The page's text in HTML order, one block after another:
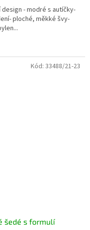
- modré s autíčky-
ploché, měkké švy-
šedé s formulí
Kód: 33488/21-23